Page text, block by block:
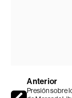
Anterior
Presión sobre